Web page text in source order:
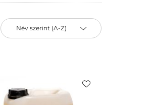
esetében is nagyon
és szakértő segítség vár